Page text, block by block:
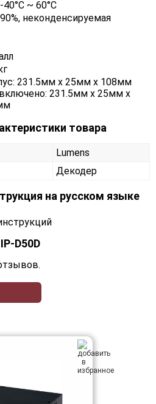
-40°C ~ 60°C
90%, неконденсируемая
231.5мм x 25мм x 108мм
231.5мм x 25мм x
товара
Lumens
Декодер
на русском языке
D50D